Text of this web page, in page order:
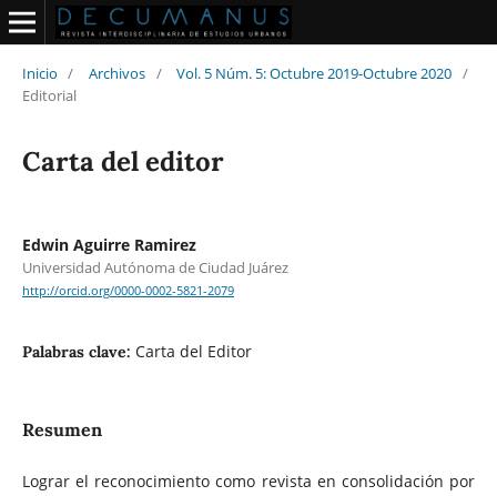
Inicio / Archivos / Vol. 5 Núm. 5: Octubre 2019-Octubre 2020 /
Editorial
Carta del editor
Edwin Aguirre Ramirez
Universidad Autónoma de Ciudad Juárez
http://orcid.org/0000-0002-5821-2079
Palabras clave: Carta del Editor
Resumen
Lograr el reconocimiento como revista en consolidación por